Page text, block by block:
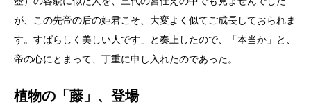
が、この先帝の后の姫君こそ、大変よく似てご成長しておられま
す。すばらしく美しい人です」と奏上したので、「本当か」と、
帝の心にとまって、丁重に申し入れたのであった。
植物の「藤」、登場